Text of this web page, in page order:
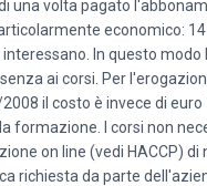
una volta pagato
economico:
In questo
ai corsi. Per
il costo è invece di
formazione. I corsi non
on line (vedi HACCP)
richiesta da parte